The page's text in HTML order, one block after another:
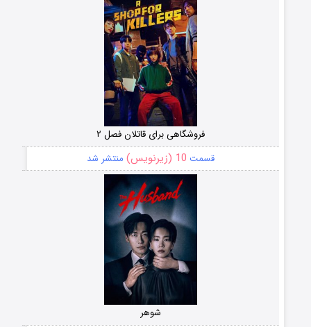
فروشگاهی برای قاتلان فصل ۲
قسمت 10 (زیرنویس) منتشر شد
شوهر